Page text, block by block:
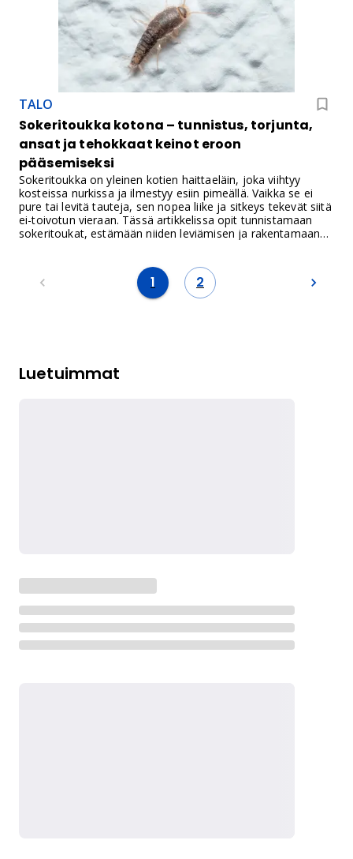
TALO
Sokeritoukka kotona – tunnistus, torjunta,
ansat ja tehokkaat keinot eroon
pääsemiseksi
Sokeritoukka on yleinen kotien haittaeläin, joka viihtyy
kosteissa nurkissa ja ilmestyy esiin pimeällä. Vaikka se ei
pure tai levitä tauteja, sen nopea liike ja sitkeys tekevät siitä
ei-toivotun vieraan. Tässä artikkelissa opit tunnistamaan
sokeritoukat, estämään niiden leviämisen ja rakentamaan
1 2
Luetuimmat